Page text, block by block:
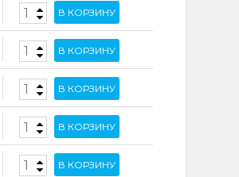
В КОРЗИНУ
В КОРЗИНУ
В КОРЗИНУ
В КОРЗИНУ
В КОРЗИНУ